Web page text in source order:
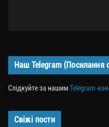
Наш Telegram (Посилання
Слідкуйте за нашимTelegram-
Свіжі пости